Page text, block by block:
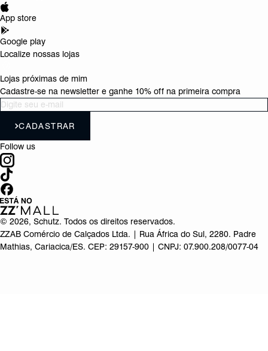
App store
Google play
Localize nossas lojas
Lojas próximas de mim
Cadastre-se na newsletter e ganhe 10% off na primeira compra
CADASTRAR
Follow us
© 2026, Schutz. Todos os direitos reservados.
ZZAB Comércio de Calçados Ltda. | Rua África do Sul, 2280. Padre
Mathias, Cariacica/ES. CEP: 29157-900 | CNPJ: 07.900.208/0077-04